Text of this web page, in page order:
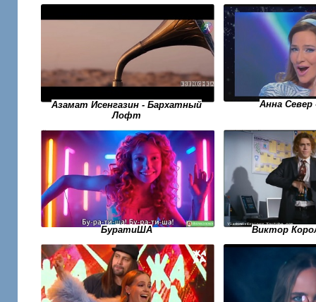
Азамат Исенгазин - Бархатный
Лофт
Анна Север
БуратиША Виктор